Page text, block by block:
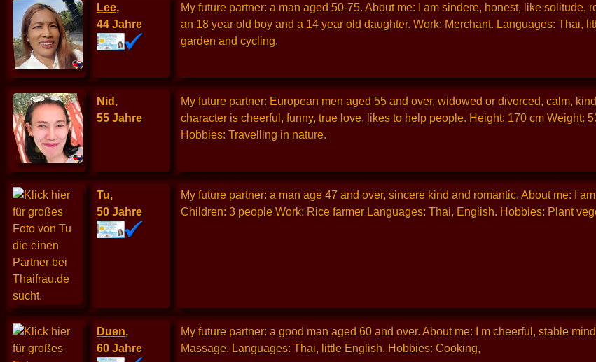
Lee,
44 Jahre
My future partner: a man aged 50-75. About me: I am sindere, honest, like
an 18 year old boy and a 14 year old daughter. Work: Merchant. Languages: Thai,
garden and cycling.
Nid,
55 Jahre
My future partner: European men aged 55 and over, widowed or divorced, calm,
character is cheerful, funny, true love, likes to help people. Height: 170 cm Weight:
Hobbies: Travelling in nature.
Tu,
50 Jahre
My future partner: a man age 47 and over, sincere kind and romantic. About me: I
Children: 3 people Work: Rice farmer Languages: Thai, English. Hobbies: Plant
Duen,
60 Jahre
My future partner: a good man aged 60 and over. About me: I m cheerful, stable
Massage. Languages: Thai, little English. Hobbies: Cooking,